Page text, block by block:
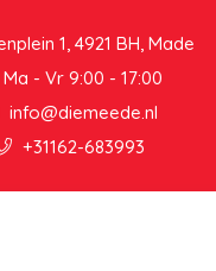
1, 4921 BH, Made
Ma - Vr 9:00 - 17:00
info@diemeede.nl
+31162-683993